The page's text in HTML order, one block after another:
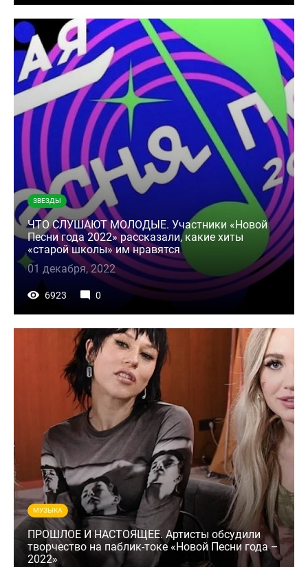
ЗВЕЗДЫ
ЧТО СЛУШАЮТ МОЛОДЫЕ. Участники «Новой
Песни года 2022» рассказали, какие хиты
«старой школы» им нравятся
01 декабря, 2022
6923 0
МУЗЫКА
ПРОШЛОЕ И НАСТОЯЩЕЕ. Артисты обсудили
творчество на паблик-токе «Новой Песни года –
2022»